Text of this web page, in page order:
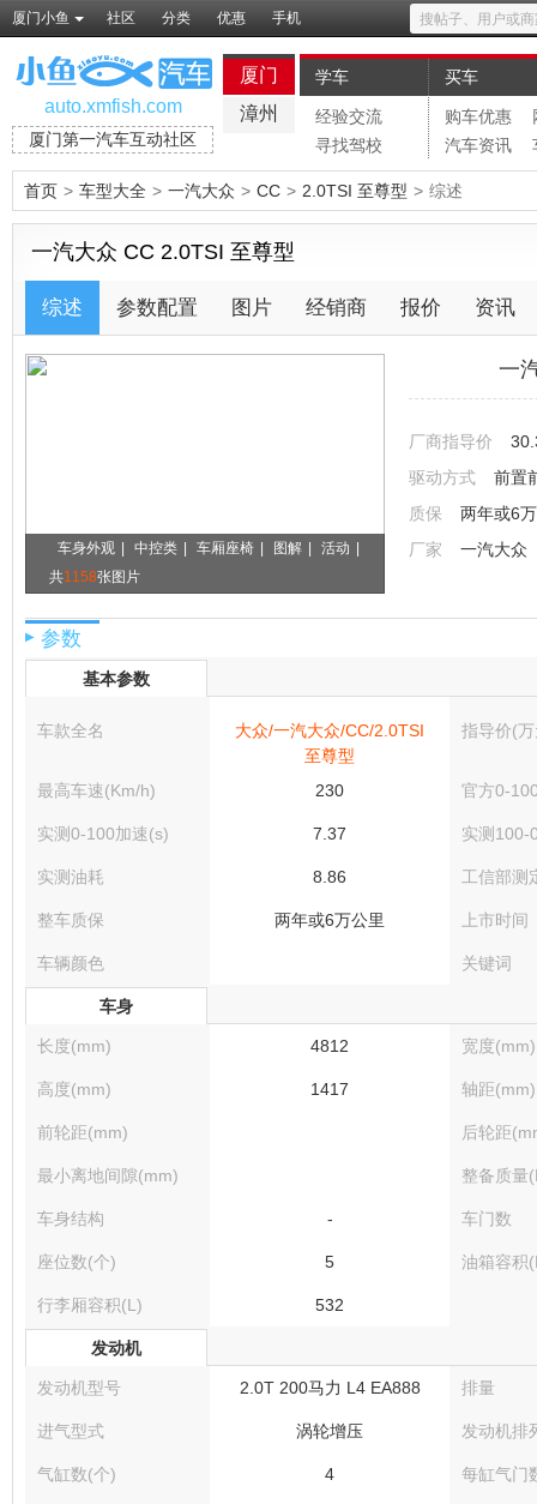
厦门小鱼 社区 分类 优惠 手机
auto.xmfish.com
厦门第一汽车互动社区
厦门
漳州
学车
经验交流
寻找驾校
买车
购车优惠
汽车资讯
首页 > 车型大全 > 一汽大众 > CC > 2.0TSI 至尊型 > 综述
一汽大众 CC 2.0TSI 至尊型
综述 参数配置 图片 经销商 报价 资讯
车身外观 中控类 车厢座椅 图解 活动
共1158张图片
一
厂商指导价
驱动方式
前置
质保
两年或6
厂家
一汽大众
▶ 参数
基本参数
车款全名
大众/一汽大众/CC/2.0TSI
至尊型
指导价(
最高车速(Km/h) 230 官方0-
实测0-100加速(s) 7.37 实测100-
实测油耗 8.86 工信部测
整车质保 两年或6万公里 上市时间
车辆颜色 关键词
车身
长度(mm) 4812 宽度(mm)
高度(mm) 1417 轴距(mm)
前轮距(mm) 后轮距
最小离地间隙(mm) 整备质量
车身结构 - 车门数
座位数(个) 5 油箱容积
行李厢容积(L) 532
发动机
发动机型号 2.0T 200马力 L4 EA888 排量
进气型式 涡轮增压 发动机排
气缸数(个) 4 每缸气门